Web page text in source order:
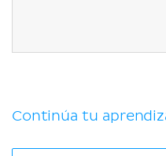
Continúa tu